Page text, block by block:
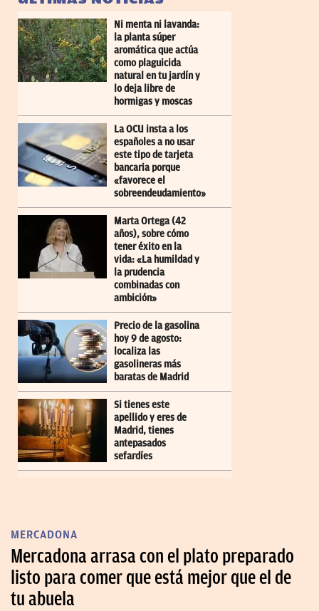
Ni menta ni lavanda:
la planta súper
aromática que actúa
como plaguicida
natural en tu jardín y
lo deja libre de
hormigas y moscas
La OCU insta a los
españoles a no usar
este tipo de tarjeta
bancaria porque
«favorece el
sobreendeudamiento»
Marta Ortega (42
años), sobre cómo
tener éxito en la
vida: «La humildad y
la prudencia
combinadas con
ambición»
Precio de la gasolina
hoy 9 de agosto:
localiza las
gasolineras más
baratas de Madrid
Si tienes este
apellido y eres de
Madrid, tienes
antepasados
sefardíes
MERCADONA
Mercadona arrasa con el plato preparado
listo para comer que está mejor que el de
tu abuela